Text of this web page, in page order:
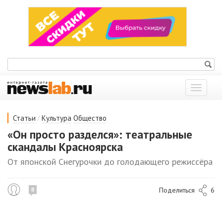
Показать
меню
Статьи / Культура Общество
«Он просто разделся»: театральные
скандалы Красноярска
От японской Снегурочки до голодающего режиссёра
8 Поделиться 6